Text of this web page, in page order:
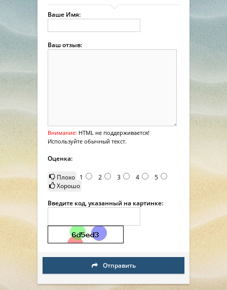
Ваше Имя:
Ваш отзыв:
Внимание: HTML не поддерживается!
Используйте обычный текст.
Оценка:
Плохо 1 2 3 4
5
Хорошо
Введите код, указанный на картинке:
Отправить